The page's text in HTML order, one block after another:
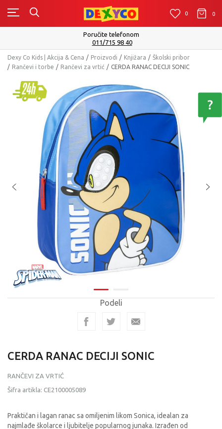
0 0 0
Poručite telefonom
011/715 98 40
Dexy Co Kids | Akcija & Cena Proizvodi Knjižara
Školski pribor
Rančevi i torbe
Rančevi za vrtić CERDA RANAC DECIJI SONIC
Podeli
CERDA RANAC DECIJI SONIC
RANČEVI ZA VRTIĆ
Šifra artikla: CE2100005089
Praktičan i lagan ranac sa omiljenim likom Sonica, idealan za
najmlađe školarce i ljubitelje popularnog junaka. Izrađen od